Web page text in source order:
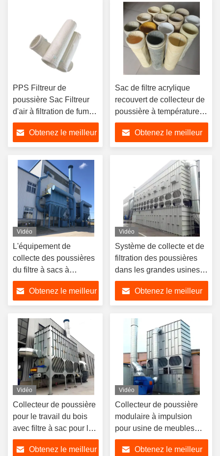
PPS Filtreur de
poussière Sac Filtreur
d'air à filtration de fumée
efficace pour usine de
mélange d'asphalte
Obtenez le meilleur
Sac de filtre acrylique
recouvert de collecteur de
poussière à température
moyenne, facile à nettoyer
Obtenez le meilleur
Vidéo
L'équipement de
collecte des poussières
du filtre à sacs à
impulsions à la queue
de la machine de frittage
dans l'aciérie
Obtenez le meilleur
Vidéo
Système de collecte et de
filtration des poussières
dans les grandes usines
de transformation du bois
Obtenez le meilleur
Vidéo
Collecteur de poussière
pour le travail du bois
avec filtre à sac pour la
coupe, le sciage et le
ponçage du bois
Obtenez le meilleur
Vidéo
Collecteur de poussière
modulaire à impulsion
pour usine de meubles
Collecteur de poussière
de bois CE
Obtenez le meilleur